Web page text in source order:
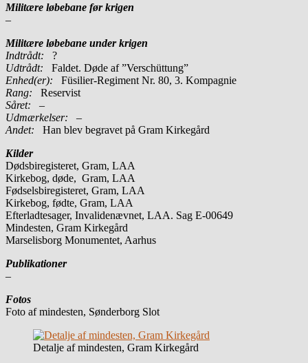
Militære løbebane før krigen
–
Militære løbebane under krigen
Indtrådt: ?
Udtrådt: Faldet. Døde af ”Verschüttung”
Enhed(er):
Füsilier-Regiment Nr. 80, 3. Kompagnie
Rang:
Reservist
Såret: –
Udmærkelser: –
Andet: Han blev begravet på Gram Kirkegård
Kilder
Dødsbiregisteret, Gram, LAA
Kirkebog, døde, Gram, LAA
Fødselsbiregisteret, Gram, LAA
Kirkebog, fødte, Gram, LAA
Efterladtesager, Invalidenævnet, LAA. Sag E-00649
Mindesten, Gram Kirkegård
Marselisborg Monumentet, Aarhus
Publikationer
–
Fotos
Foto af mindesten, Sønderborg Slot
Detalje af mindesten, Gram Kirkegård